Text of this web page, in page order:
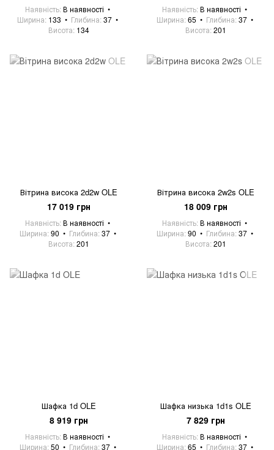
Наявність В наявності
Ширина 133 Глибина 37
Висота 134
Наявність В наявності
Ширина 65 Глибина 37
Висота 201
Вітрина висока 2d2w OLE
17 019 грн
Наявність В наявності
Ширина 90 Глибина 37
Висота 201
Вітрина висока 2w2s OLE
18 009 грн
Наявність В наявності
Ширина 90 Глибина 37
Висота 201
Шафка 1d OLE
8 919 грн
Наявність В наявності
Ширина 50 Глибина 37
Шафка низька 1d1s OLE
7 829 грн
Наявність В наявності
Ширина 65 Глибина 37